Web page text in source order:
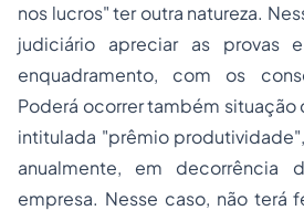
nos lucros" ter outra natureza.
judiciário apreciar as provas
enquadramento, com os
Poderá ocorrer também situação
intitulada "prêmio
anualmente, em decorrência
empresa. Nesse caso, não terá